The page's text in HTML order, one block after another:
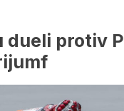
dueli protiv